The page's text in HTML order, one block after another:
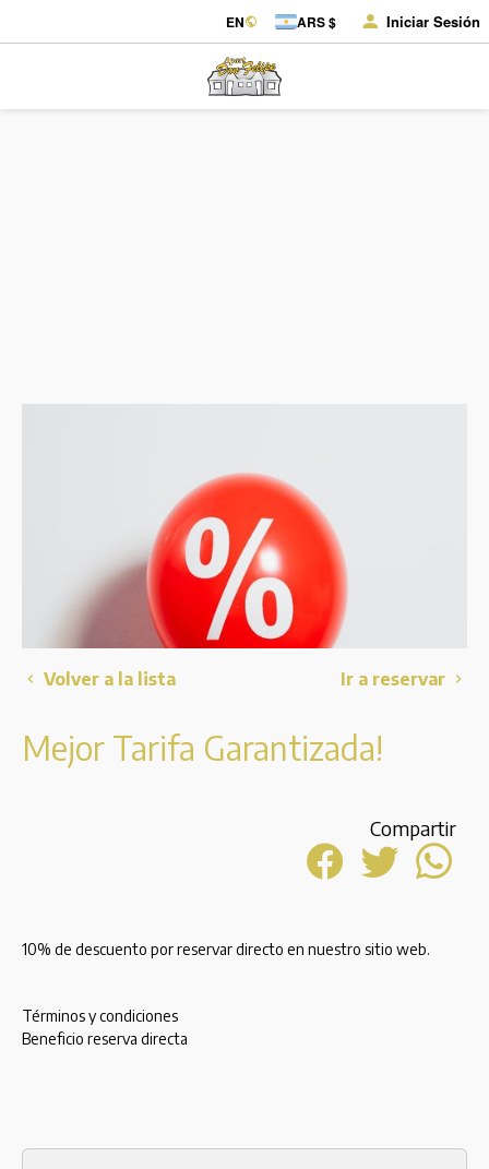
EN ARS $ Iniciar Sesión
Volver a la lista Ir a reservar
Mejor Tarifa Garantizada!
Compartir
10% de descuento por reservar directo en nuestro sitio web.
Términos y condiciones
Beneficio reserva directa